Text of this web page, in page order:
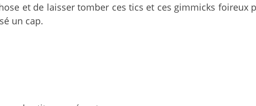
et de laisser tomber ces tics et ces gimmicks
un cap.